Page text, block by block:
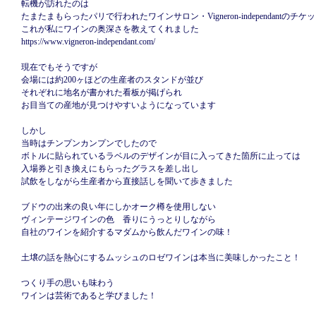
転機が訪れたのは
たまたまもらったパリで行われたワインサロン・Vigneron-independantのチケ
これが私にワインの奥深さを教えてくれました
https://www.vigneron-independant.com/
現在でもそうですが
会場には約200ヶほどの生産者のスタンドが並び
それぞれに地名が書かれた看板が掲げられ
お目当ての産地が見つけやすいようになっています
しかし
当時はチンプンカンプンでしたので
ボトルに貼られているラベルのデザインが目に入ってきた箇所に止っては
入場券と引き換えにもらったグラスを差し出し
試飲をしながら生産者から直接話しを聞いて歩きました
ブドウの出来の良い年にしかオーク樽を使用しない
ヴィンテージワインの色 香りにうっとりしながら
自社のワインを紹介するマダムから飲んだワインの味！
土壌の話を熱心にするムッシュのロゼワインは本当に美味しかったこと！
つくり手の思いも味わう
ワインは芸術であると学びました！